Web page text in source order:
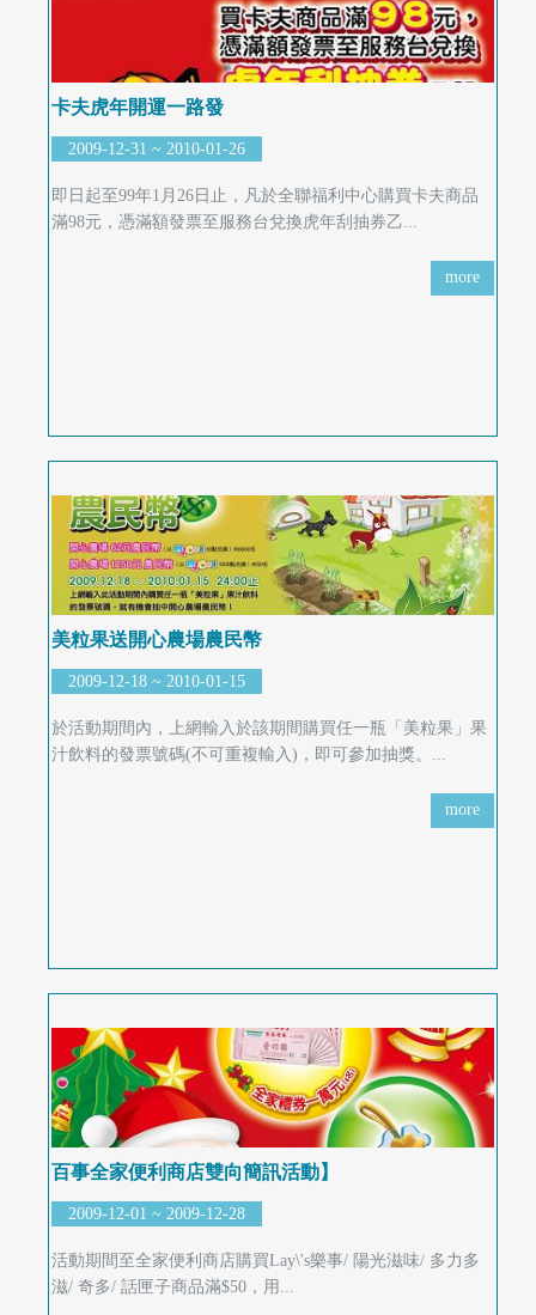
卡夫虎年開運一路發
2009-12-31 ~ 2010-01-26
即日起至99年1月26日止，凡於全聯福利中心購買卡夫商品
滿98元，憑滿額發票至服務台兌換虎年刮抽券乙...
more
美粒果送開心農場農民幣
2009-12-18 ~ 2010-01-15
於活動期間內，上網輸入於該期間購買任一瓶「美粒果」果
汁飲料的發票號碼(不可重複輸入)，即可參加抽獎。...
more
百事全家便利商店雙向簡訊活動】
2009-12-01 ~ 2009-12-28
活動期間至全家便利商店購買Lay\'s樂事/ 陽光滋味/ 多力多
滋/ 奇多/ 話匣子商品滿$50，用...